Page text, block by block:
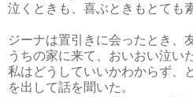
泣くときも、喜ぶときもとても
ジーナは置引きに会ったとき、
うちの家に来て、おいおい泣い
私はどうしていいかわからず、
を出して話を聞いた。